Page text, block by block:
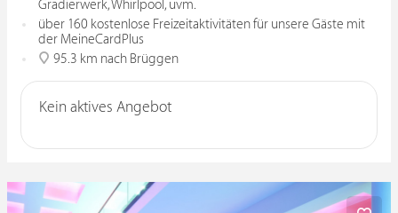
Gradierwerk, Whirlpool, uvm.
über 160 kostenlose Freizeitaktivitäten für unsere Gäste mit
der MeineCardPlus
95.3 km nach Brüggen
Kein aktives Angebot